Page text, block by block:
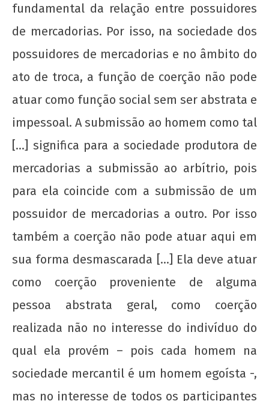
fundamental da relação entre possuidores
de mercadorias. Por isso, na sociedade dos
possuidores de mercadorias e no âmbito do
ato de troca, a função de coerção não pode
atuar como função social sem ser abstrata e
impessoal. A submissão ao homem como tal
[…] significa para a sociedade produtora de
mercadorias a submissão ao arbítrio, pois
para ela coincide com a submissão de um
possuidor de mercadorias a outro. Por isso
também a coerção não pode atuar aqui em
sua forma desmascarada […] Ela deve atuar
como coerção proveniente de alguma
pessoa abstrata geral, como coerção
realizada não no interesse do indivíduo do
qual ela provém – pois cada homem na
sociedade mercantil é um homem egoísta -,
mas no interesse de todos os participantes